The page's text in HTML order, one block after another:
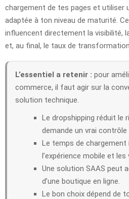
chargement de tes pages et utiliser
adaptée à ton niveau de maturité.
influencent directement la visibilité,
et, au final, le taux de transformation.
L’essentiel a retenir : pour
commerce, il faut agir sur la
solution technique.
Le dropshipping réduit le
demande un vrai contrôle
Le temps de chargement
l’expérience mobile et les
Une solution SAAS peut
d’une boutique en ligne.
Le bon choix dépend de